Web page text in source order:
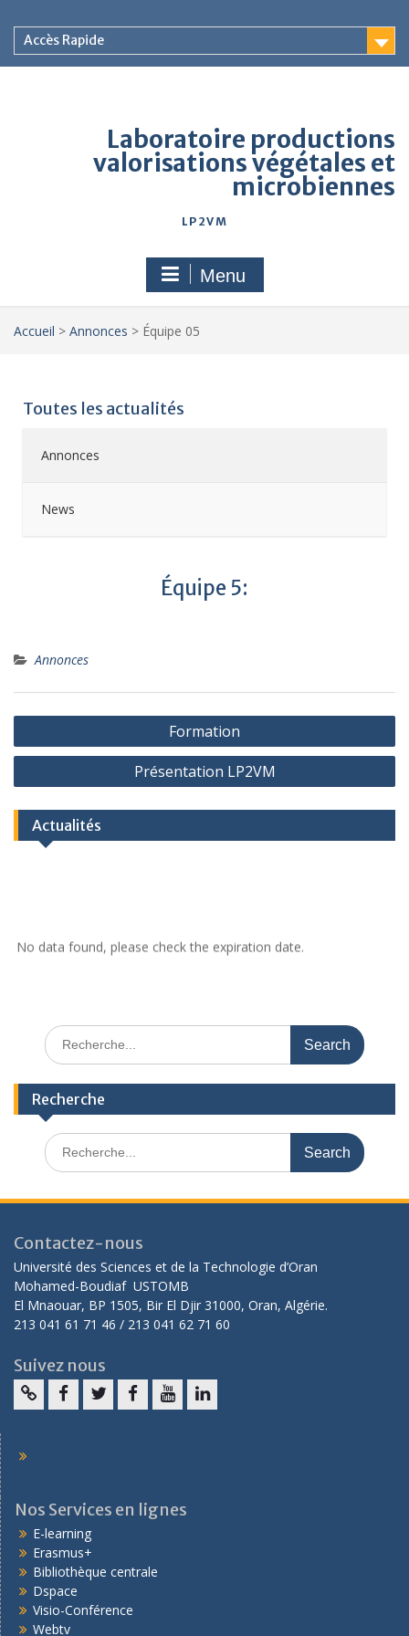
Accès Rapide
Laboratoire productions
valorisations végétales et
microbiennes
LP2VM
Menu
Accueil > Annonces > Équipe 05
Toutes les actualités
Annonces
News
Équipe 5:
Annonces
Formation
Présentation LP2VM
Actualités
No data found, please check the expiration date.
Recherche
Contactez-nous
Université des Sciences et de la Technologie d’Oran
Mohamed-Boudiaf USTOMB
El Mnaouar, BP 1505, Bir El Djir 31000, Oran, Algérie.
213 041 61 71 46 / 213 041 62 71 60
Suivez nous
Nos Services en lignes
E-learning
Erasmus+
Bibliothèque centrale
Dspace
Visio-Conférence
Webtv